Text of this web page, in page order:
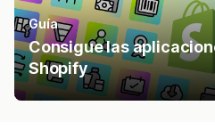
Guía
Consigue las
Shopify